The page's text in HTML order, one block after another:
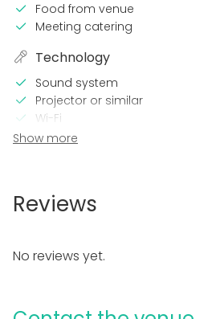
Food from venue
Meeting catering
Technology
Sound system
Projector or similar
Wi-Fi
In the venue
Sauna
Wheelchair accessible
Show more
Reviews
No reviews yet.